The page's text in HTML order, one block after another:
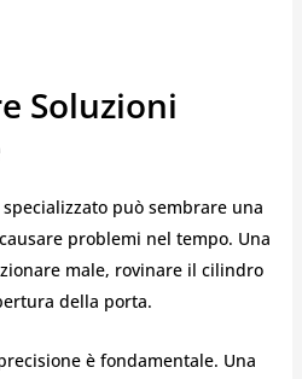
Soluzioni
può sembrare una
problemi nel tempo. Una
male, rovinare il cilindro
della porta.
è fondamentale. Una